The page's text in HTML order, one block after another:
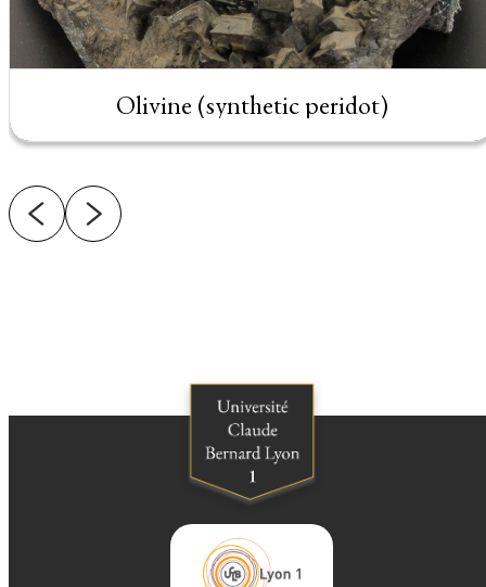
Olivine (synthetic peridot)